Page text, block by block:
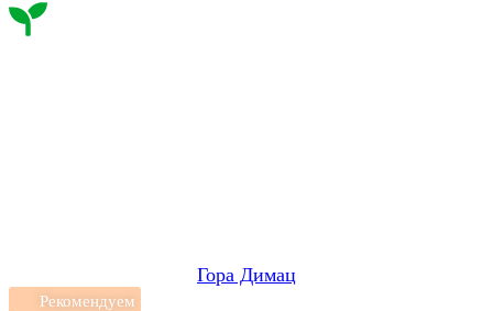
Гора Димац
Рекомендуем